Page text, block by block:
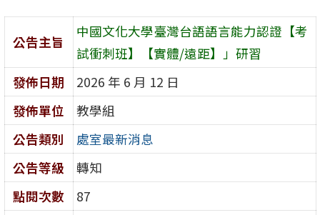
區
公告主旨
中國文化大學臺灣台語語言能力認證【考
試衝刺班】【實體/遠距】」研習
發佈日期
2026 年 6 月 12 日
發佈單位
教學組
公告類別
處室最新消息
公告等級
轉知
點閱次數
87